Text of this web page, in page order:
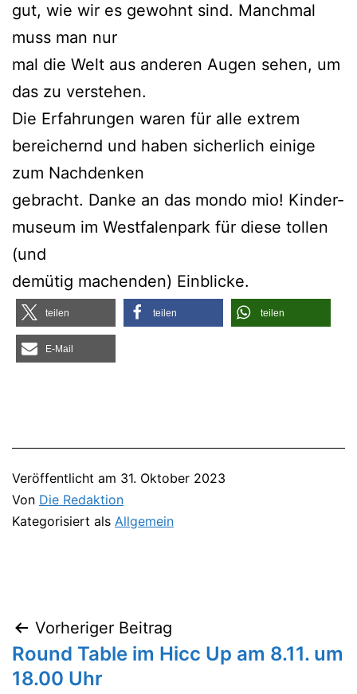
gut, wie wir es gewohnt sind. Manch­mal
muss man nur
mal die Welt aus ande­ren Augen sehen, um
das zu ver­ste­hen.
Die Erfah­run­gen waren für alle extrem
berei­chernd und haben sicher­lich eini­ge
zum Nach­den­ken
gebracht. Dan­ke an das mon­do mio! Kin­der­
mu­se­um im West­fa­len­park für die­se tol­len
(und
demü­tig machen­den) Einblicke.
tei­len tei­len tei­len
E‑Mail
Veröffentlicht am 31. Oktober 2023
Von Die Redaktion
Kategorisiert als Allgemein
Beitragsnavigation
Vorheriger Beitrag
Round Table im Hicc Up am 8.11. um
18.00 Uhr